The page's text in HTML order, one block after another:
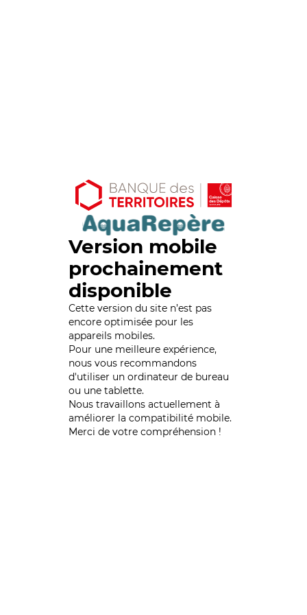
Version mobile
prochainement
disponible
Cette version du site n’est pas
encore optimisée pour les
appareils mobiles.
Pour une meilleure expérience,
nous vous recommandons
d'utiliser un ordinateur de bureau
ou une tablette.
Nous travaillons actuellement à
améliorer la compatibilité mobile.
Merci de votre compréhension !